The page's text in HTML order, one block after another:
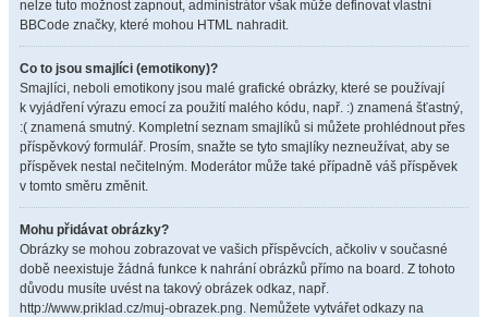
nelze tuto možnost zapnout, administrátor však může definovat vlastní
BBCode značky, které mohou HTML nahradit.
Co to jsou smajlíci (emotikony)?
Smajlíci, neboli emotikony jsou malé grafické obrázky, které se používají
k vyjádření výrazu emocí za použití malého kódu, např. :) znamená šťastný,
:( znamená smutný. Kompletní seznam smajlíků si můžete prohlédnout přes
příspěvkový formulář. Prosím, snažte se tyto smajlíky nezneužívat, aby se
příspěvek nestal nečitelným. Moderátor může také případně váš příspěvek
v tomto směru změnit.
Mohu přidávat obrázky?
Obrázky se mohou zobrazovat ve vašich příspěvcích, ačkoliv v současné
době neexistuje žádná funkce k nahrání obrázků přímo na board. Z tohoto
důvodu musíte uvést na takový obrázek odkaz, např.
http://www.priklad.cz/muj-obrazek.png. Nemůžete vytvářet odkazy na